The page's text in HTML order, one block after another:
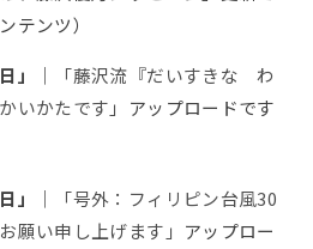
テンツ）
」
｜
「藤沢流『だいすきな わ
いかたです」
アップロードです
」 ｜
「号外：フィリピン台風30
願い申し上げます」 アップロー